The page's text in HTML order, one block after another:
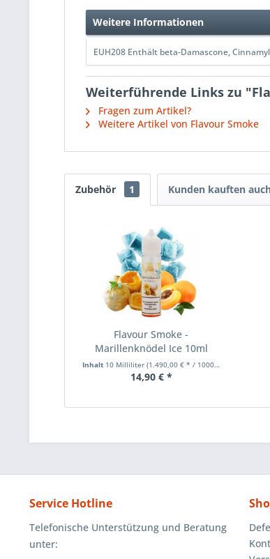
Weitere Informationen
EUH208 Enthält beta-Damascone,
Weiterführende Links zu
Fragen zum Artikel?
Weitere Artikel von Flavour Smoke
Zubehör 1 Kunden kauften
Flavour Smoke -
Marillenknödel Ice 10ml
Aroma...
Inhalt 10 Milliliter (1.490,00 € * / 1000 Milliliter)
14,90 € *
Service Hotline
Telefonische Unterstützung und Beratung
unter: